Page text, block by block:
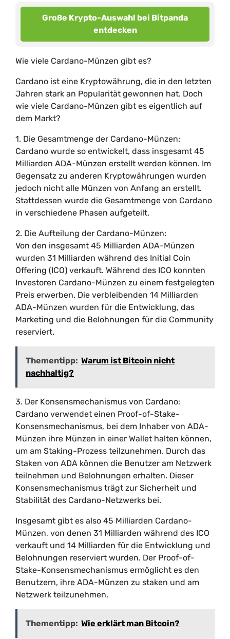
Große Krypto-Auswahl bei Bitpanda
entdecken
Wie viele Cardano-Münzen gibt es?
Cardano ist eine Kryptowährung, die in den letzten
Jahren stark an Popularität gewonnen hat. Doch
wie viele Cardano-Münzen gibt es eigentlich auf
dem Markt?
1. Die Gesamtmenge der Cardano-Münzen:
Cardano wurde so entwickelt, dass insgesamt 45
Milliarden ADA-Münzen erstellt werden können. Im
Gegensatz zu anderen Kryptowährungen wurden
jedoch nicht alle Münzen von Anfang an erstellt.
Stattdessen wurde die Gesamtmenge von Cardano
in verschiedene Phasen aufgeteilt.
2. Die Aufteilung der Cardano-Münzen:
Von den insgesamt 45 Milliarden ADA-Münzen
wurden 31 Milliarden während des Initial Coin
Offering (ICO) verkauft. Während des ICO konnten
Investoren Cardano-Münzen zu einem festgelegten
Preis erwerben. Die verbleibenden 14 Milliarden
ADA-Münzen wurden für die Entwicklung, das
Marketing und die Belohnungen für die Community
reserviert.
Thementipp: Warum ist Bitcoin nicht
nachhaltig?
3. Der Konsensmechanismus von Cardano:
Cardano verwendet einen Proof-of-Stake-
Konsensmechanismus, bei dem Inhaber von ADA-
Münzen ihre Münzen in einer Wallet halten können,
um am Staking-Prozess teilzunehmen. Durch das
Staken von ADA können die Benutzer am Netzwerk
teilnehmen und Belohnungen erhalten. Dieser
Konsensmechanismus trägt zur Sicherheit und
Stabilität des Cardano-Netzwerks bei.
Insgesamt gibt es also 45 Milliarden Cardano-
Münzen, von denen 31 Milliarden während des ICO
verkauft und 14 Milliarden für die Entwicklung und
Belohnungen reserviert wurden. Der Proof-of-
Stake-Konsensmechanismus ermöglicht es den
Benutzern, ihre ADA-Münzen zu staken und am
Netzwerk teilzunehmen.
Thementipp: Wie erklärt man Bitcoin?